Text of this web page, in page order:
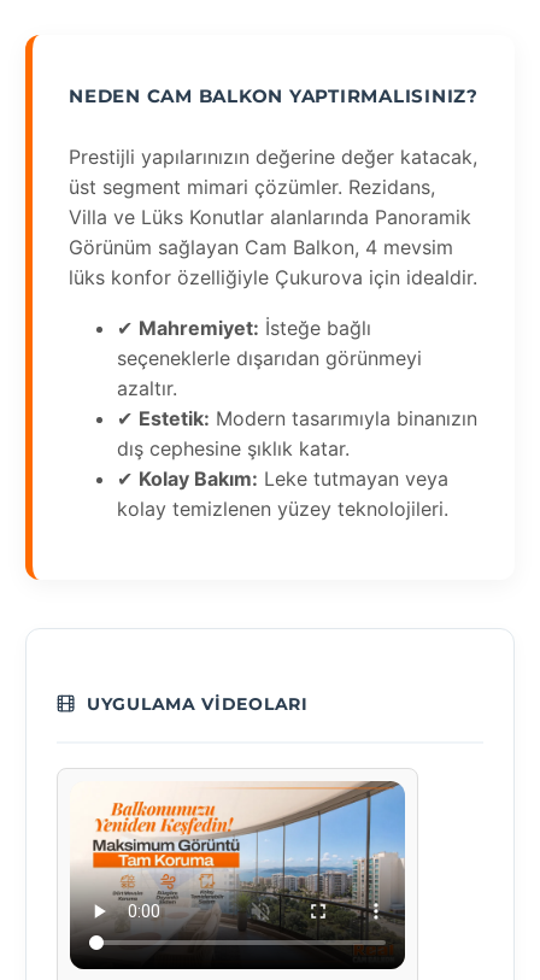
NEDEN CAM BALKON YAPTIRMALISINIZ?
Prestijli yapılarınızın değerine değer katacak,
üst segment mimari çözümler. Rezidans,
Villa ve Lüks Konutlar alanlarında Panoramik
Görünüm sağlayan Cam Balkon, 4 mevsim
lüks konfor özelliğiyle Çukurova için idealdir.
✔ Mahremiyet: İsteğe bağlı
seçeneklerle dışarıdan görünmeyi
azaltır.
✔ Estetik: Modern tasarımıyla binanızın
dış cephesine şıklık katar.
✔ Kolay Bakım: Leke tutmayan veya
kolay temizlenen yüzey teknolojileri.
UYGULAMA VIDEOLARI